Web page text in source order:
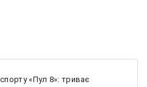
«Пул 8»: триває